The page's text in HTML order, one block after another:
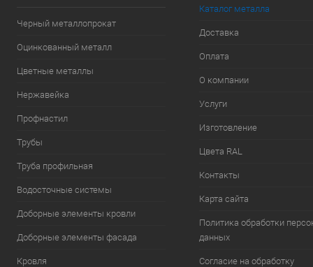
Черный металлопрокат
Оцинкованный металл
Цветные металлы
Нержавейка
Профнастил
Трубы
Труба профильная
Водосточные системы
Доборные элементы кровли
Доборные элементы фасада
Кровля
Каталог металла
Доставка
Оплата
О компании
Услуги
Изготовление
Цвета RAL
Контакты
Карта сайта
Политика обработки
данных
Согласие на обработку